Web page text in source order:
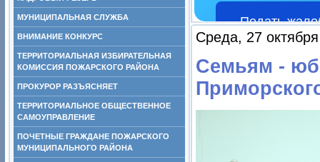
МУНИЦИПАЛЬНАЯ СЛУЖБА
ВНИМАНИЕ КОНКУРС
ТЕРРИТОРИАЛЬНАЯ ИЗБИРАТЕЛЬНАЯ
КОМИССИЯ ПОЖАРСКОГО РАЙОНА
ПРОКУРОР РАЗЪЯСНЯЕТ
ТЕРРИТОРИАЛЬНОЕ ОБЩЕСТВЕННОЕ
САМОУПРАВЛЕНИЕ
ПОЧЕТНЫЕ ГРАЖДАНЕ ПОЖАРСКОГО
МУНИЦИПАЛЬНОГО РАЙОНА
Подать
Среда, 27
Семьям -